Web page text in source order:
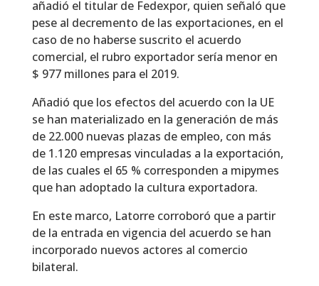
añadió el titular de Fedexpor, quien señaló que
pese al decremento de las exportaciones, en el
caso de no haberse suscrito el acuerdo
comercial, el rubro exportador sería menor en
$ 977 millones para el 2019.
Añadió que los efectos del acuerdo con la UE
se han materializado en la generación de más
de 22.000 nuevas plazas de empleo, con más
de 1.120 empresas vinculadas a la exportación,
de las cuales el 65 % corresponden a mipymes
que han adoptado la cultura exportadora.
En este marco, Latorre corroboró que a partir
de la entrada en vigencia del acuerdo se han
incorporado nuevos actores al comercio
bilateral.